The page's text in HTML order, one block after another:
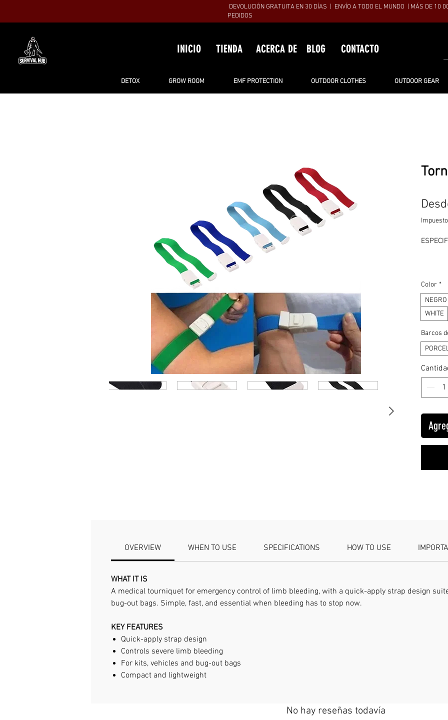
DEVOLUCIÓN GRATUITA EN 30 DÍAS | ENVÍO A TODO EL MUNDO | MÁS DE 10
PEDIDOS
INICIO TIENDA ACERCA DE BLOG CONTACTO
DETOX GROW ROOM EMF PROTECTION OUTDOOR CLOTHES OUTDOOR GEAR
Marca
Material
Ancho::
Marca:
Origen:
Muy
volver
Color *
NEGRO
WHITE
Barcos
OVERVIEW WHEN TO USE SPECIFICATIONS HOW TO USE
WHAT IT IS
A medical tourniquet for emergency control of limb bleeding, with a quick-apply strap design
bug-out bags. Simple, fast, and essential when bleeding has to stop now.
KEY FEATURES
Quick-apply strap design
Controls severe limb bleeding
For kits, vehicles and bug-out bags
Compact and lightweight
No hay reseñas todavía